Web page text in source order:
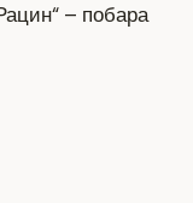
– побара